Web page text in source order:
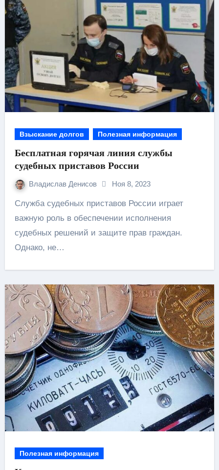
Взыскание долгов Полезная информация
Бесплатная горячая линия службы
судебных приставов России
Владислав Денисов Ноя 8, 2023
Служба судебных приставов России играет
важную роль в обеспечении исполнения
судебных решений и защите прав граждан.
Однако, не…
Полезная информация